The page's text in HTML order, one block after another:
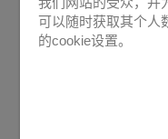
可以随时获取其个人
的cookie设置。